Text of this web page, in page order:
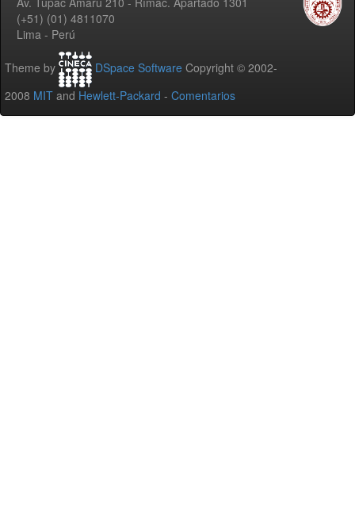
(+51) (01) 4811070
Lima - Perú
Theme by DSpace Software Copyright © 2002-
2008 MIT and Hewlett-Packard - Comentarios